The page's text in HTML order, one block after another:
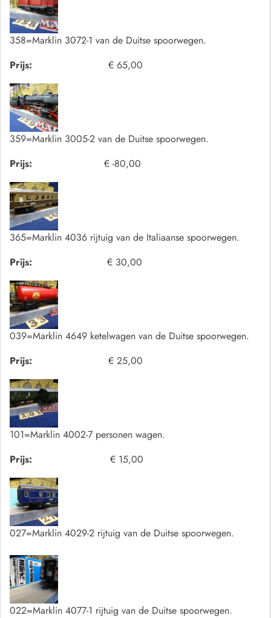
358=Marklin 3072-1 van de Duitse spoorwegen.
Prijs:
€ 65,00
359=Marklin 3005-2 van de Duitse spoorwegen.
Prijs:
€ -80,00
365=Marklin 4036 rijtuig van de Italiaanse spoorwegen.
Prijs:
€ 30,00
039=Marklin 4649 ketelwagen van de Duitse spoorwegen.
Prijs:
€ 25,00
101=Marklin 4002-7 personen wagen.
Prijs:
€ 15,00
027=Marklin 4029-2 rijtuig van de Duitse spoorwegen.
022=Marklin 4077-1 rijtuig van de Duitse spoorwegen.